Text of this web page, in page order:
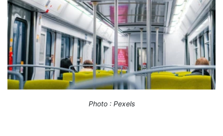
Photo : Pexels